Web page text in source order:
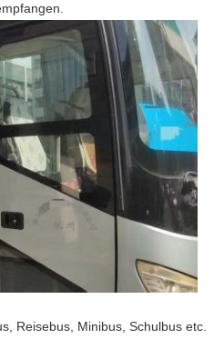
Reisebus, Minibus, Schulbus etc.